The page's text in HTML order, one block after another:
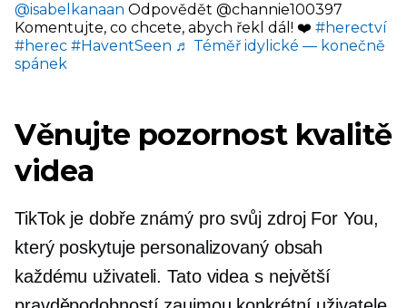
@isabelkanaan Odpovědět @channie100397
Komentujte, co chcete, abych řekl dál! ❤️ #herectví
#herec #HaventSeen ♬ Téměř idylické — konečně
spánek
Věnujte pozornost kvalitě
videa
TikTok jedobře známýpro svůj zdroj For You,
který poskytuje personalizovaný obsah
každému uživateli. Tato videa s největší